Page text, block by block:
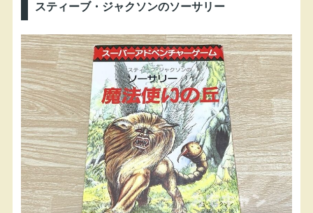
スティーブ・ジャクソンのソーサリー